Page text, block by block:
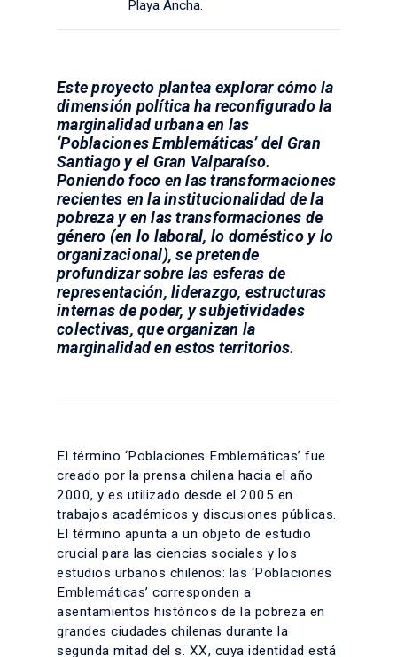
Playa Ancha.
Este proyecto plantea explorar cómo la
dimensión política ha reconfigurado la
marginalidad urbana en las
‘Poblaciones Emblemáticas’ del Gran
Santiago y el Gran Valparaíso.
Poniendo foco en las transformaciones
recientes en la institucionalidad de la
pobreza y en las transformaciones de
género (en lo laboral, lo doméstico y lo
organizacional), se pretende
profundizar sobre las esferas de
representación, liderazgo, estructuras
internas de poder, y subjetividades
colectivas, que organizan la
marginalidad en estos territorios.
El término ‘Poblaciones Emblemáticas’ fue
creado por la prensa chilena hacia el año
2000, y es utilizado desde el 2005 en
trabajos académicos y discusiones públicas.
El término apunta a un objeto de estudio
crucial para las ciencias sociales y los
estudios urbanos chilenos: las ‘Poblaciones
Emblemáticas’ corresponden a
asentamientos históricos de la pobreza en
grandes ciudades chilenas durante la
segunda mitad del s. XX, cuya identidad está